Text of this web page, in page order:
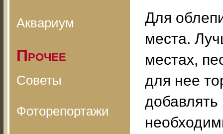
Аквариум
Прочее
Советы
Фоторепортажи
Для
места.
местах,
для нее
добавлять